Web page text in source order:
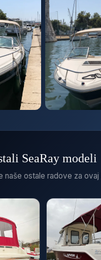
SeaRay modeli
naše ostale radove za ovaj